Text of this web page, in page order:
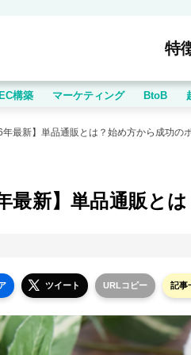
特
年最新】単品通販と
ツイート URLコピー 記事
構築 マーケティング BtoB